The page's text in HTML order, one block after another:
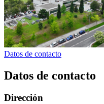
Datos de contacto
Datos de contacto
Dirección